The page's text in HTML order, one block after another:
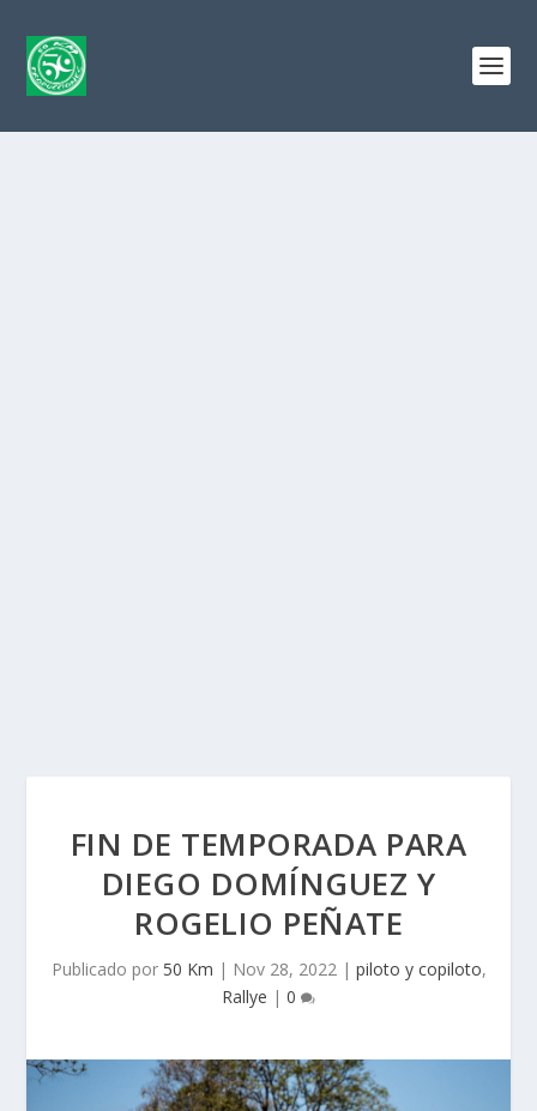
FIN DE TEMPORADA PARA
DIEGO DOMÍNGUEZ Y
ROGELIO PEÑATE
Publicado por 50 Km | Nov 28, 2022| piloto y copiloto,
Rallye | 0